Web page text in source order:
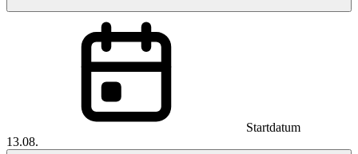
Startdatum
13.08.